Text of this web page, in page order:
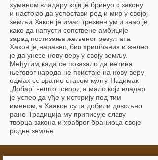
хуманом владару који је бринуо о закону
и настојао да успостави ред и мир у својој
земљи. Хакон је имао трезвен ум и знао је
како да напусти сопствене амбиције
зарад постизања жељеног резултата.
Хакон је, наравно, био хришћанин и желео
је да унесе нову веру у своју земљу.
Међутим, када се показало да већина
његовог народа не пристаје на нову веру,
одмах се вратио старом култу. Надимак
„Добар“ нешто говори, а мало који владар
је успео да уђе у историју под тим
именом, а Хаакон су га добили довољно
рано. Традиција му приписује славу
творца закона и храброг браниоца своје
родне земље.